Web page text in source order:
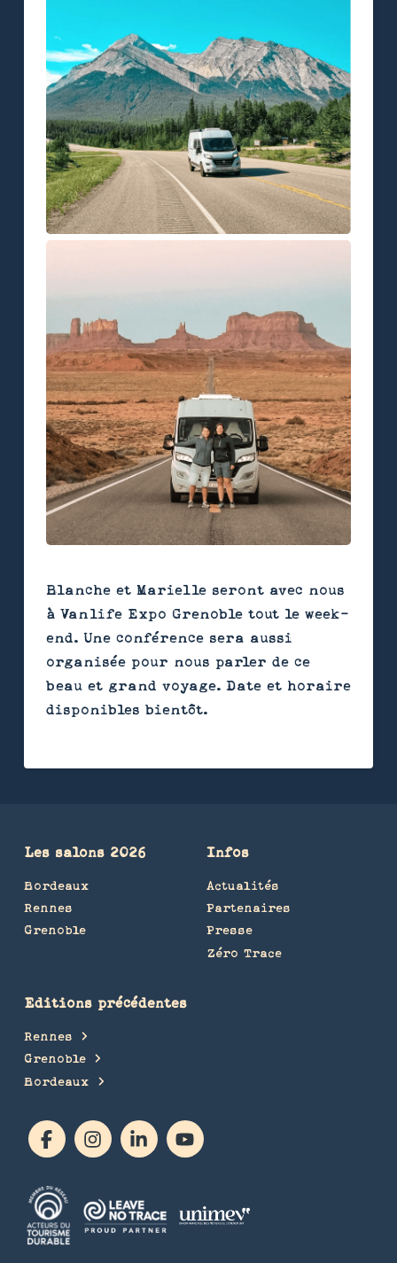
Blanche et Marielle seront avec nous
à Vanlife Expo Grenoble tout le week-
end. Une conférence sera aussi
organisée pour nous parler de ce
beau et grand voyage. Date et horaire
disponibles bientôt.
Les salons 2026
Bordeaux
Rennes
Grenoble
Infos
Actualités
Partenaires
Presse
Zéro Trace
Editions précédentes
Rennes
Grenoble
Bordeaux